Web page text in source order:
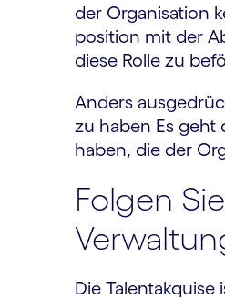
der Organisation
position mit der
diese Rolle zu
Anders
zu haben Es geht
haben, die der
Folgen
Die